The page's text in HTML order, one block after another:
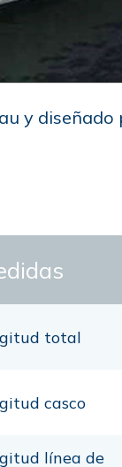
y
total
casco
línea de